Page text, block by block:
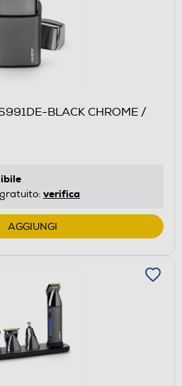
BLACK CHROME /
verifica
AGGIUNGI